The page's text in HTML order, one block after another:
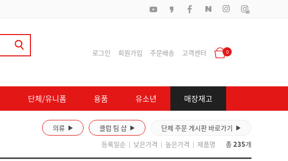
로그인 회원가입 주문배송 고객센터 0
단체/유니폼 용품 유소년 매장재고
의류 ▶ 클럽 팀 샵 ▶ 단체 주문 게시판 바로가기 ▶
등록일순 | 낮은가격 | 높은가격 | 제품명 총235개